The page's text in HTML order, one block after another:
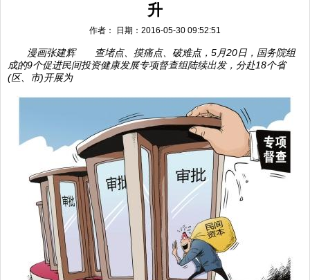
升
作者： 日期：2016-05-30 09:52:51
漫画张建辉 查堵点、摸痛点、破难点，5月20日，国务院组
成的9个促进民间投资健康发展专项督查组陆续出发，分赴18个省
(区、市)开展为